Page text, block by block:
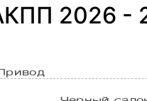
2026 -